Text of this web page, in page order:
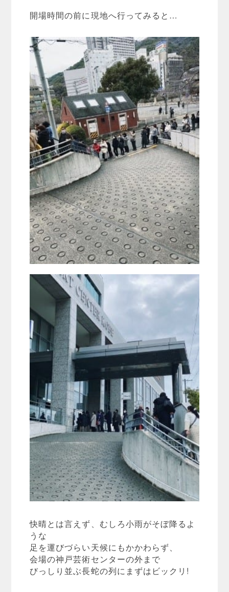
開場時間の前に現地へ行ってみると…
快晴とは言えず、むしろ小雨がそぼ降るよ
うな
足を運びづらい天候にもかかわらず、
会場の神戸芸術センターの外まで
びっしり並ぶ長蛇の列にまずはビックリ!